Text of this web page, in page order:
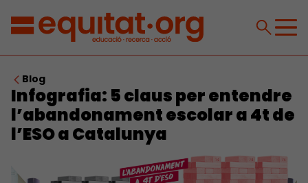
Blog
Infografia: 5 claus per entendre
l’abandonament escolar a 4t de
l’ESO a Catalunya